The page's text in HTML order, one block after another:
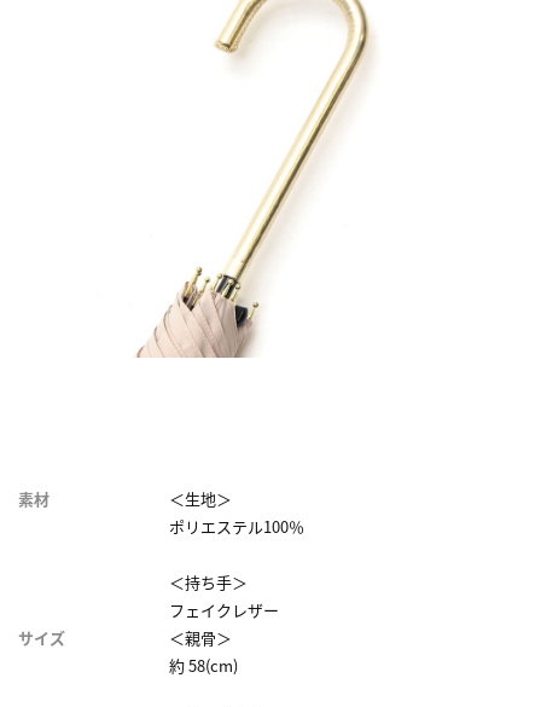
素材
＜生地＞
ポリエステル100％
＜持ち手＞
フェイクレザー
サイズ
＜親骨＞
約 58(cm)